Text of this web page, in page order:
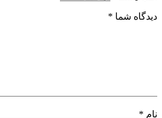
دیدگاه شما *
نام *